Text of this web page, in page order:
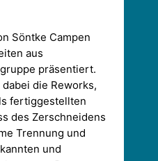
Söntke Campen
aus
präsentiert.
die Reworks,
fertiggestellten
des Zerschneidens
Trennung und
und